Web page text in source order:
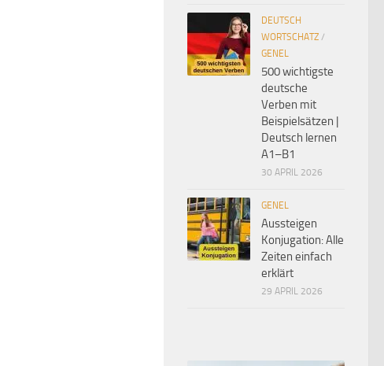
DEUTSCH
WORTSCHATZ /
GENEL
500 wichtigste
deutsche
Verben mit
Beispielsätzen |
Deutsch lernen
A1–B1
30 APRIL 2026
GENEL
Aussteigen
Konjugation: Alle
Zeiten einfach
erklärt
29 APRIL 2026